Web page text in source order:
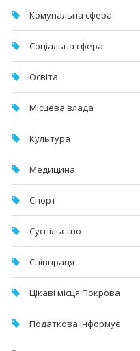
Комунальна cфера
Соціальна сфера
Освіта
Місцева влада
Культура
Медицина
Спорт
Суспільство
Співпраця
Цікаві місця Покрова
Податкова інформує